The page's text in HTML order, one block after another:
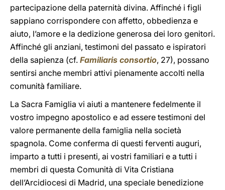
partecipazione della paternità divina. Affinché i figli
sappiano corrispondere con affetto, obbedienza e
aiuto, l’amore e la dedizione generosa dei loro genitori.
Affinché gli anziani, testimoni del passato e ispiratori
della sapienza (cf. Familiaris consortio, 27), possano
sentirsi anche membri attivi pienamente accolti nella
comunità familiare.
La Sacra Famiglia vi aiuti a mantenere fedelmente il
vostro impegno apostolico e ad essere testimoni del
valore permanente della famiglia nella società
spagnola. Come conferma di questi ferventi auguri,
imparto a tutti i presenti, ai vostri familiari e a tutti i
membri di questa Comunità di Vita Cristiana
dell’Arcidiocesi di Madrid, una speciale benedizione